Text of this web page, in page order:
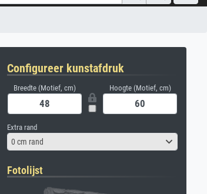
Configureer kunstafdruk
Breedte (Motief, cm) Hoogte (Motief, cm)
Extra rand
0 cm rand
Fotolijst